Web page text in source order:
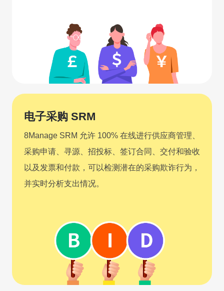
电子采购 SRM
8Manage SRM 允许 100% 在线进行供应商管理、
采购申请、寻源、招投标、签订合同、交付和验收
以及发票和付款，可以检测潜在的采购欺诈行为，
并实时分析支出情况。